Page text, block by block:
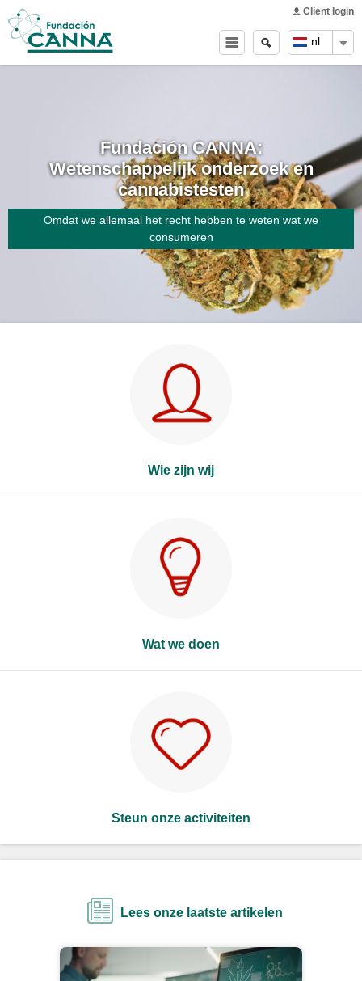
nl
Client login
Main menu
Search
form
Zoeken
Fundación CANNA:
Wetenschappelijk onderzoek en
cannabistesten
Omdat we allemaal het recht hebben te weten wat we
consumeren
Wie zijn wij
Wat we doen
Steun onze activiteiten
Lees onze laatste artikelen